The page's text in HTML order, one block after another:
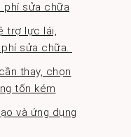
phí sửa chữa
trợ lực lái,
sửa chữa.
thay, chọn
tốn kém
và ứng dụng